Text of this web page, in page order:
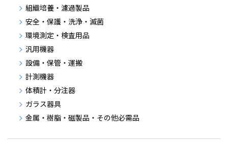
組織培養・濾過製品
安全・保護・洗浄・滅菌
環境測定・検査用品
汎用機器
設備・保管・運搬
計測機器
体積計・分注器
ガラス器具
金属・樹脂・磁製品・その他必需品